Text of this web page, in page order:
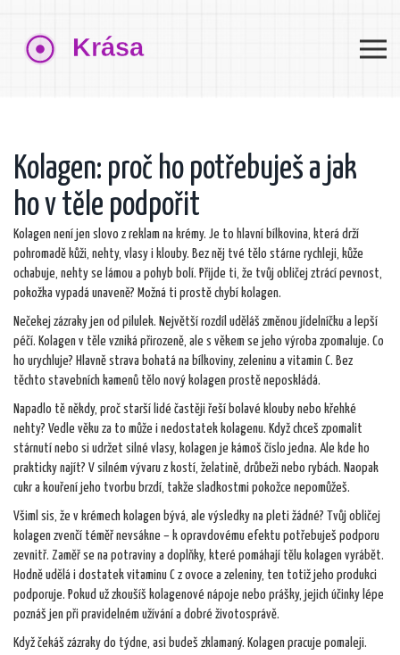
Kolagen: proč ho potřebuješ a jak
ho v těle podpořit
Kolagen není jen slovo z reklam na krémy. Je to hlavní bílkovina, která drží
pohromadě kůži, nehty, vlasy i klouby. Bez něj tvé tělo stárne rychleji, kůže
ochabuje, nehty se lámou a pohyb bolí. Přijde ti, že tvůj obličej ztrácí pevnost,
pokožka vypadá unaveně? Možná ti prostě chybí kolagen.
Nečekej zázraky jen od pilulek. Největší rozdíl uděláš změnou jídelníčku a lepší
péčí. Kolagen v těle vzniká přirozeně, ale s věkem se jeho výroba zpomaluje. Co
ho urychluje? Hlavně strava bohatá na bílkoviny, zeleninu a vitamin C. Bez
těchto stavebních kamenů tělo nový kolagen prostě neposkládá.
Napadlo tě někdy, proč starší lidé častěji řeší bolavé klouby nebo křehké
nehty? Vedle věku za to může i nedostatek kolagenu. Když chceš zpomalit
stárnutí nebo si udržet silné vlasy, kolagen je kámoš číslo jedna. Ale kde ho
prakticky najít? V silném vývaru z kostí, želatině, drůbeži nebo rybách. Naopak
cukr a kouření jeho tvorbu brzdí, takže sladkostmi pokožce nepomůžeš.
Všiml sis, že v krémech kolagen bývá, ale výsledky na pleti žádné? Tvůj obličej
kolagen zvenčí téměř nevsákne – k opravdovému efektu potřebuješ podporu
zevnitř. Zaměř se na potraviny a doplňky, které pomáhají tělu kolagen vyrábět.
Hodně udělá i dostatek vitaminu C z ovoce a zeleniny, ten totiž jeho produkci
podporuje. Pokud už zkoušíš kolagenové nápoje nebo prášky, jejich účinky lépe
poznáš jen při pravidelném užívání a dobré životosprávě.
Když čekáš zázraky do týdne, asi budeš zklamaný. Kolagen pracuje pomaleji.